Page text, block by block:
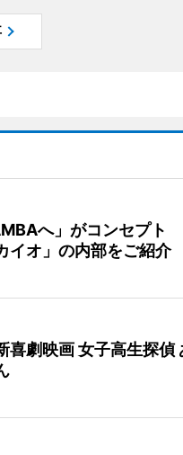
へ」がコンセプト
イオ」の内部をご紹介
喜劇映画 女子高生探